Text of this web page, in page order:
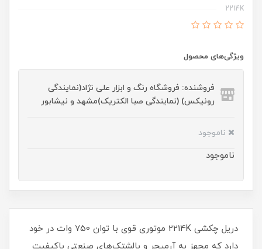
2214K
ویژگی‌های محصول
فروشنده: فروشگاه رنگ و ابزار علی نژاد(نمایندگی
رونیکس) (نمایندگی صبا الکتریک)مشهد و نیشابور
ناموجود
ناموجود
دریل چکشی 2214K موتوری قوی با توان 750 وات در خود
دارد که مجهز به آرمیچر و بالشتک‌های صنعتی با‌کیفیت